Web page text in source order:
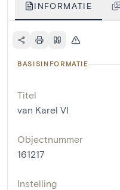
INFORMATIE
BASISINFORMATIE
Titel
van Karel VI
Objectnummer
161217
Instelling